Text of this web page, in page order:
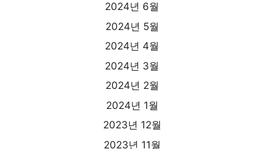
2024년 6월
2024년 5월
2024년 4월
2024년 3월
2024년 2월
2024년 1월
2023년 12월
2023년 11월